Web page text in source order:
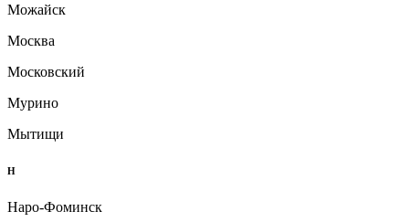
Можайск
Москва
Московский
Мурино
Мытищи
Н
Наро-Фоминск